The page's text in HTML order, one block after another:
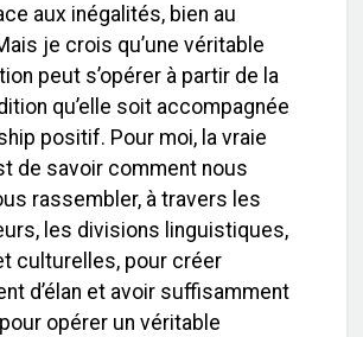
aux inégalités, bien au
je crois qu’une véritable
peut s’opérer à partir de la
qu’elle soit accompagnée
positif. Pour moi, la vraie
de savoir comment nous
rassembler, à travers les
les divisions linguistiques,
culturelles, pour créer
d’élan et avoir suffisamment
opérer un véritable